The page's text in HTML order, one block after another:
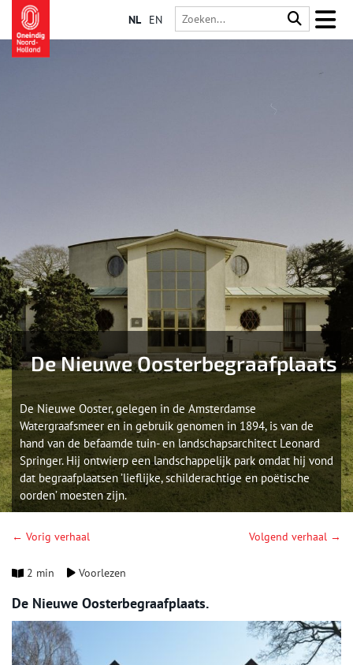
NL EN
De Nieuwe Oosterbegraafplaats
De Nieuwe Ooster, gelegen in de Amsterdamse
Watergraafsmeer en in gebruik genomen in 1894, is van de
hand van de befaamde tuin- en landschapsarchitect Leonard
Springer. Hij ontwierp een landschappelijk park omdat hij vond
dat begraafplaatsen ’lieflijke, schilderachtige en poëtische
oorden’ moesten zijn.
← Vorig verhaal Volgend verhaal →
2 min Voorlezen
De Nieuwe Oosterbegraafplaats.